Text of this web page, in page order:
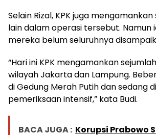
Selain Rizal, KPK juga
lain dalam operasi tersebut. Namun
mereka belum seluruhnya
“Hari ini KPK mengamankan
wilayah Jakarta dan Lampung.
di Gedung Merah Putih dan sedang
pemeriksaan intensif,” kata Budi.
BACA JUGA : Korupsi Prabowo